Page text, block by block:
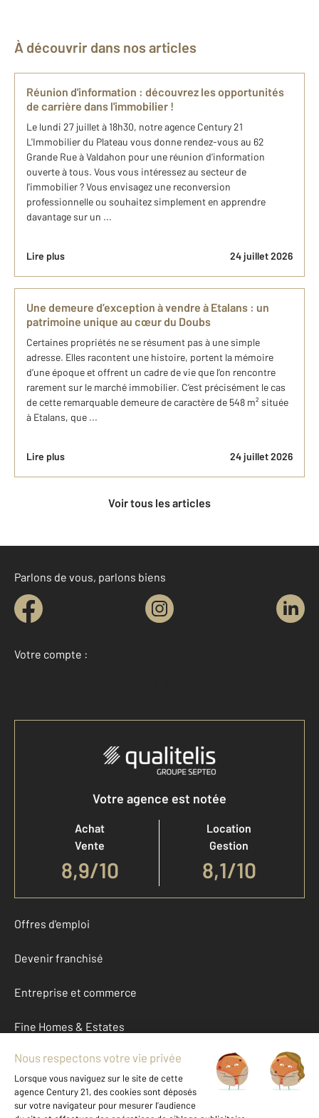
À découvrir dans nos articles
Réunion d'information : découvrez les opportunités
de carrière dans l'immobilier !
Le lundi 27 juillet à 18h30, notre agence Century 21
L'Immobilier du Plateau vous donne rendez-vous au 62
Grande Rue à Valdahon pour une réunion d'information
ouverte à tous. Vous vous intéressez au secteur de
l'immobilier ? Vous envisagez une reconversion
professionnelle ou souhaitez simplement en apprendre
davantage sur un ...
Lire plus 24 juillet 2026
Une demeure d’exception à vendre à Etalans : un
patrimoine unique au cœur du Doubs
Certaines propriétés ne se résument pas à une simple
adresse. Elles racontent une histoire, portent la mémoire
d’une époque et offrent un cadre de vie que l’on rencontre
rarement sur le marché immobilier. C’est précisément le cas
de cette remarquable demeure de caractère de 548 m² située
à Etalans, que ...
Lire plus 24 juillet 2026
Voir tous les articles
Parlons de vous, parlons biens
Votre compte :
Accéder à mon compte
Votre agence est notée
Achat
Vente
8,9/10
Location
Gestion
8,1/10
Offres d'emploi
Devenir franchisé
Entreprise et commerce
Fine Homes & Estates
À propos
International